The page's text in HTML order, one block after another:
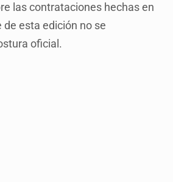
las contrataciones hechas en
de esta edición no se
oficial.